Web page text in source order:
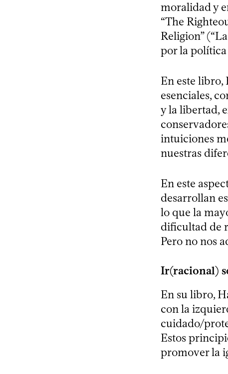
moralidad y
“The
Religion”
por la política
En este libro,
esenciales,
y la libertad,
intuiciones
nuestras
En este
desarrollan
lo que la
dificultad de
Pero no nos
Ir(racional)
En su libro,
con la
cuidado/
Estos
promover la